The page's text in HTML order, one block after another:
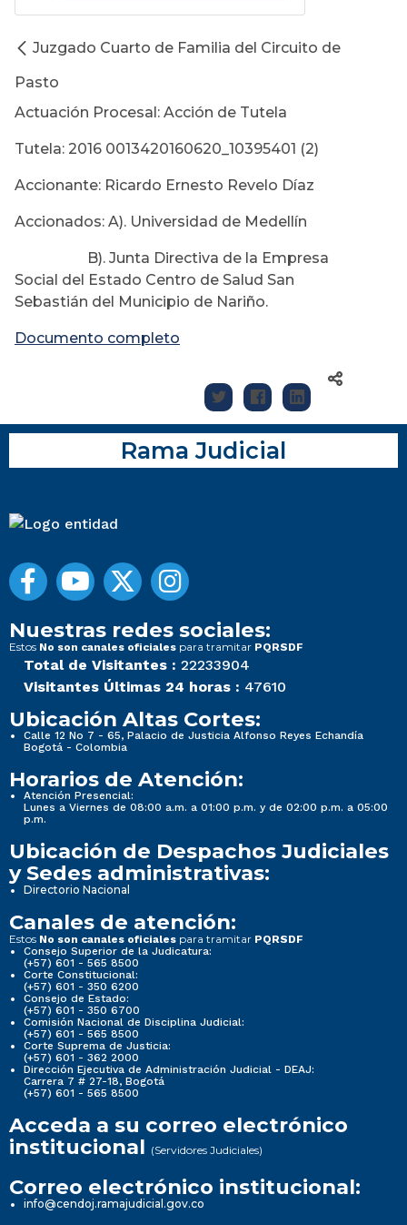
Juzgado Cuarto de Familia del Circuito de
Pasto
Actuación Procesal: Acción de Tutela
Tutela: 2016 0013420160620_10395401 (2)
Accionante: Ricardo Ernesto Revelo Díaz
Accionados: A). Universidad de Medellín
B). Junta Directiva de la Empresa
Social del Estado Centro de Salud San
Sebastián del Municipio de Nariño.
Documento completo
Rama Judicial
Nuestras redes sociales:
Estos No son canales oficiales para tramitar PQRSDF
Total de Visitantes : 22233904
Visitantes Últimas 24 horas : 47610
Ubicación Altas Cortes:
Calle 12 No 7 - 65, Palacio de Justicia Alfonso Reyes Echandía
Bogotá - Colombia
Horarios de Atención:
Atención Presencial:
Lunes a Viernes de 08:00 a.m. a 01:00 p.m. y de 02:00 p.m. a 05:00
p.m.
Ubicación de Despachos Judiciales
y Sedes administrativas:
Directorio Nacional
Canales de atención:
Estos No son canales oficiales para tramitar PQRSDF
Consejo Superior de la Judicatura:
(+57) 601 - 565 8500
Corte Constitucional:
(+57) 601 - 350 6200
Consejo de Estado:
(+57) 601 - 350 6700
Comisión Nacional de Disciplina Judicial:
(+57) 601 - 565 8500
Corte Suprema de Justicia:
(+57) 601 - 362 2000
Dirección Ejecutiva de Administración Judicial - DEAJ:
Carrera 7 # 27-18, Bogotá
(+57) 601 - 565 8500
Acceda a su correo electrónico
institucional (Servidores Judiciales)
Correo electrónico institucional:
info@cendoj.ramajudicial.gov.co